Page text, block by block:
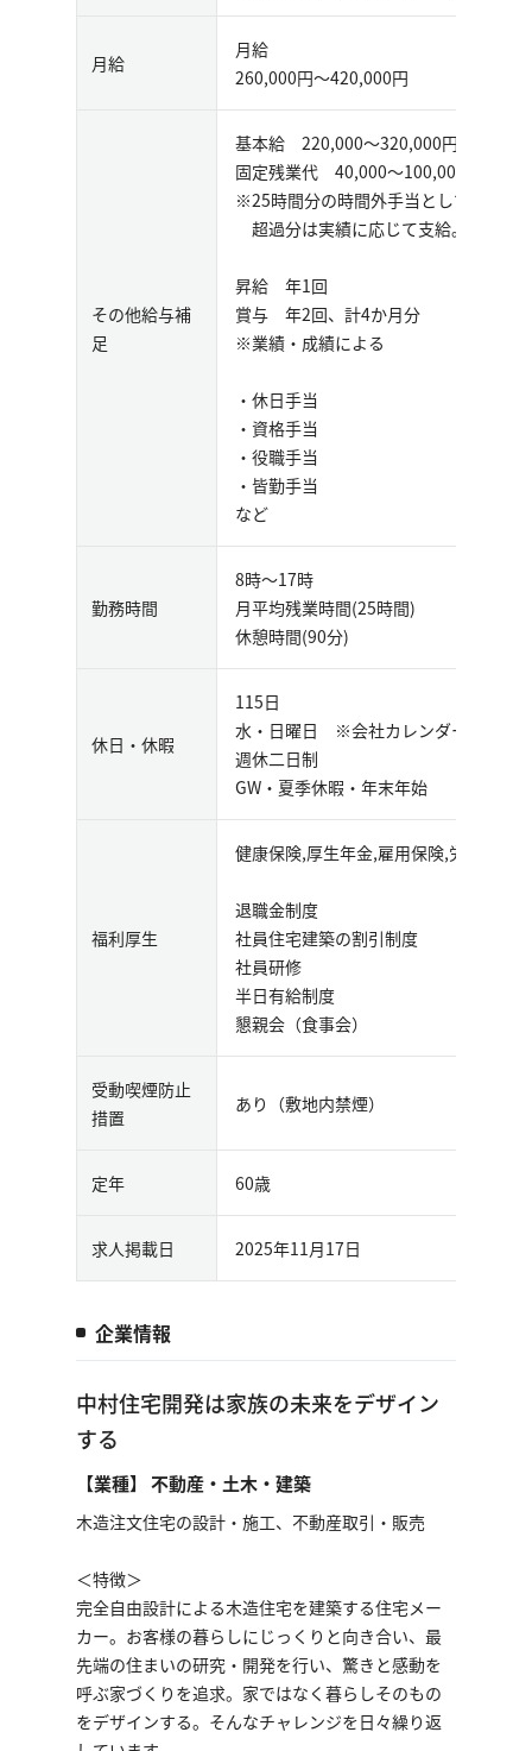
月給
月給
260,000円〜420,000円
その他給与補
足
基本給 220,000～320,000円
固定残業代 40,000～100,000円
※25時間分の時間外手当として支給。
超過分は実績に応じて支給。
昇給 年1回
賞与 年2回、計4か月分
※業績・成績による
・休日手当
・資格手当
・役職手当
・皆勤手当
など
勤務時間
8時～17時
月平均残業時間(25時間)
休憩時間(90分)
休日・休暇
115日
水・日曜日 ※会社カレンダーによっ
週休二日制
GW・夏季休暇・年末年始
福利厚生
健康保険,厚生年金,雇用保険,労災保険
退職金制度
社員住宅建築の割引制度
社員研修
半日有給制度
懇親会（食事会）
受動喫煙防止
措置
あり（敷地内禁煙）
定年 60歳
求人掲載日 2025年11月17日
企業情報
中村住宅開発は家族の未来をデザイン
する
【業種】 不動産・土木・建築
木造注文住宅の設計・施工、不動産取引・販売
＜特徴＞
完全自由設計による木造住宅を建築する住宅メー
カー。お客様の暮らしにじっくりと向き合い、最
先端の住まいの研究・開発を行い、驚きと感動を
呼ぶ家づくりを追求。家ではなく暮らしそのもの
をデザインする。そんなチャレンジを日々繰り返